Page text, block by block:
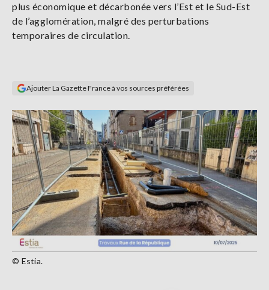
plus économique et décarbonée vers l’Est et le Sud-Est
de l’agglomération, malgré des perturbations
temporaires de circulation.
Ajouter La Gazette France à vos sources préférées
© Estia.